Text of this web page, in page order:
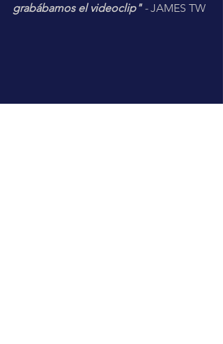
grabábamos el videoclip" - JAMES TW